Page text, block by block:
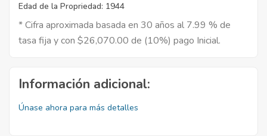
Edad de la Propriedad: 1944
* Cifra aproximada basada en 30 años al 7.99 % de
tasa fija y con $26,070.00 de (10%) pago Inicial.
Información adicional:
Únase ahora para más detalles